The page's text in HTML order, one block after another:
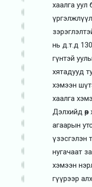
хаалга
нь д.т.д
гүнтэй
хятадууд
хэмээн
хаалга
Дэлхийд
агаарын
үзэсгэлэн
нугачаат
хэмээн
гүүрээр